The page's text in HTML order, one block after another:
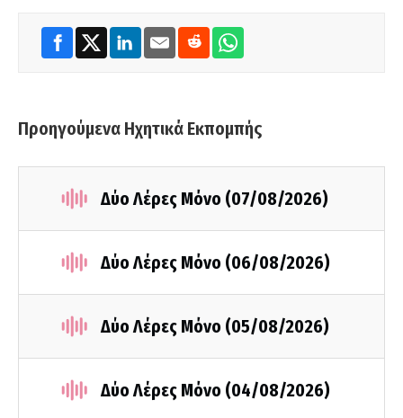
Προηγούμενα Ηχητικά Εκπομπής
Δύο Λέρες Μόνο (07/08/2026)
Δύο Λέρες Μόνο (06/08/2026)
Δύο Λέρες Μόνο (05/08/2026)
Δύο Λέρες Μόνο (04/08/2026)